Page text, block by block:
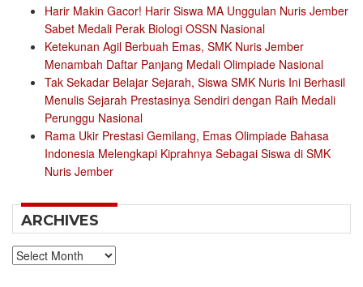
Harir Makin Gacor! Harir Siswa MA Unggulan Nuris Jember
Sabet Medali Perak Biologi OSSN Nasional
Ketekunan Agil Berbuah Emas, SMK Nuris Jember
Menambah Daftar Panjang Medali Olimpiade Nasional
Tak Sekadar Belajar Sejarah, Siswa SMK Nuris Ini Berhasil
Menulis Sejarah Prestasinya Sendiri dengan Raih Medali
Perunggu Nasional
Rama Ukir Prestasi Gemilang, Emas Olimpiade Bahasa
Indonesia Melengkapi Kiprahnya Sebagai Siswa di SMK
Nuris Jember
ARCHIVES
Archives